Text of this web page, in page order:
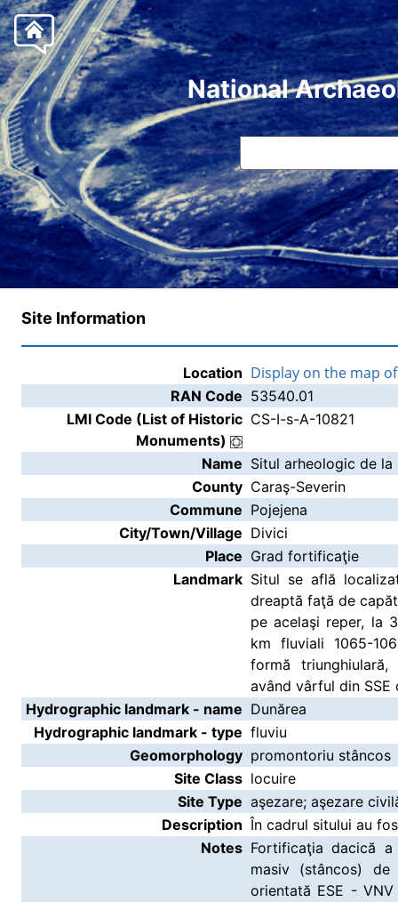
National
Site Information
Location Display on the map
RAN Code 53540.01
LMI Code (List of Historic
Monuments)
CS-I-s-A-10821
Name Situl arheologic de
County Caraş-Severin
Commune Pojejena
City/Town/Village Divici
Place Grad fortificaţie
Landmark Situl se află
dreaptă faţă de
pe acelaşi reper, la
km fluviali 1065-
formă
având vârful din SSE
Hydrographic landmark - name Dunărea
Hydrographic landmark - type fluviu
Geomorphology promontoriu stâncos
Site Class locuire
Site Type aşezare; aşezare
Description În cadrul sitului au
Notes Fortificaţia dacică
masiv (stâncos)
orientată ESE -